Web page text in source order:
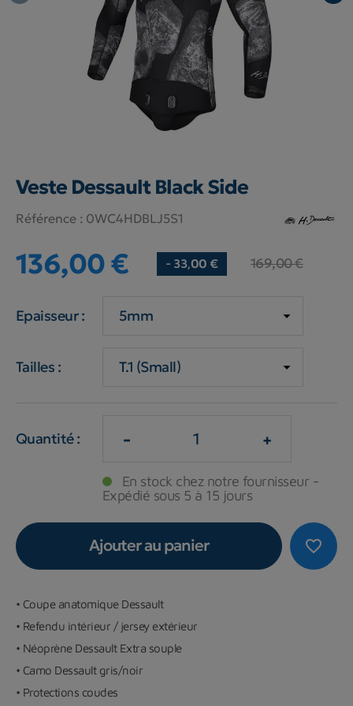
Veste Dessault Black Side
Référence : 0WC4HDBLJ5S1
136,00 € - 33,00 € 169,00 €
Epaisseur :
Tailles :
Quantité : - +
En stock chez notre fournisseur -
Expédié sous 5 à 15 jours
favorite_border
Ajouter au panier
• Coupe anatomique Dessault
• Refendu intérieur / jersey extérieur
• Néoprène Dessault Extra souple
• Camo Dessault gris/noir
• Protections coudes